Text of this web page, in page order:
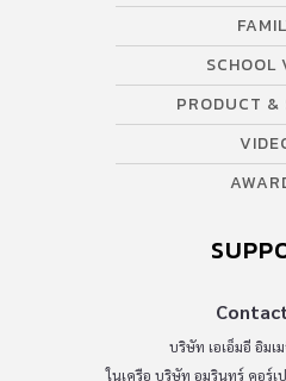
SCHOOL
PRODUCT &
บริษัท เอเอ็มอี อิมเ
ในเครือ บริษัท อมรินทร์ คอร์